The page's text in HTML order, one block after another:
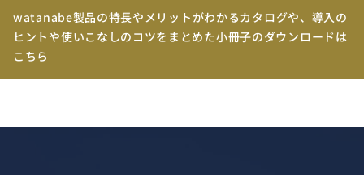
watanabe製品の特長やメリットがわかるカタログや、導入の
ヒントや使いこなしのコツをまとめた小冊子のダウンロードは
こちら